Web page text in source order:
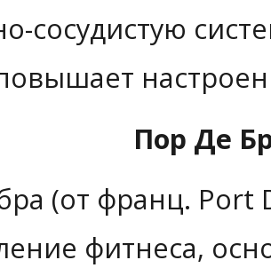
сосудистую
Пор Де
(от франц. Port
фитнеса,